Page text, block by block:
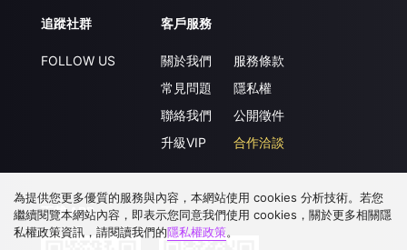
追蹤社群
FOLLOW US
客戶服務
關於我們
常見問題
聯絡我們
升級VIP
服務條款
隱私權
公開徵件
合作洽談
下載 APP
為提供您更多優質的服務與內容，本網站使用 cookies 分析技術。若您
繼續閱覽本網站內容，即表示您同意我們使用 cookies，關於更多相關隱
私權政策資訊，請閱讀我們的隱私權政策。